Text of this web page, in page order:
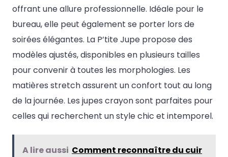
offrant une allure professionnelle. Idéale pour le
bureau, elle peut également se porter lors de
soirées élégantes. La P’tite Jupe propose des
modèles ajustés, disponibles en plusieurs tailles
pour convenir à toutes les morphologies. Les
matières stretch assurent un confort tout au long
de la journée. Les jupes crayon sont parfaites pour
celles qui recherchent un style chic et intemporel.
A lire aussi Comment reconnaître du cuir